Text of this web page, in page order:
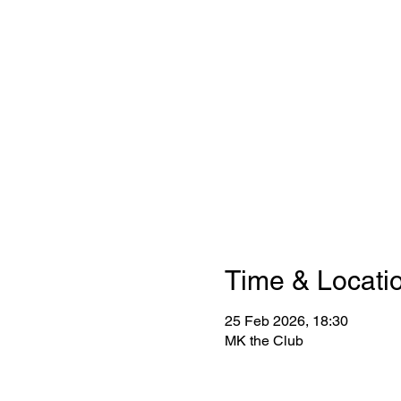
Time &
25 Feb 2026, 18:30
MK the Club